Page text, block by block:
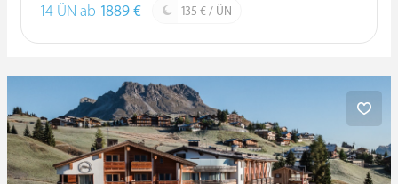
14 ÜN ab 1889 € 135 € / ÜN